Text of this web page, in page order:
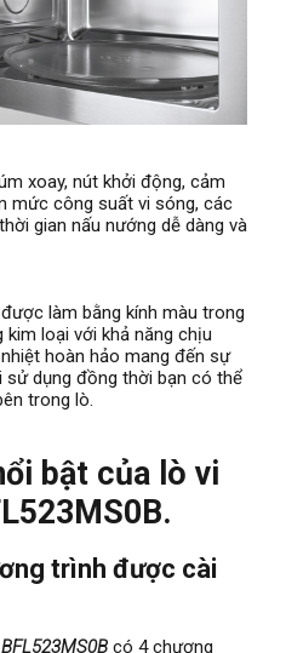
xoay, nút khởi động, cảm
mức công suất vi sóng, các
gian nấu nướng dễ dàng và
làm bằng kính màu trong
loại với khả năng chịu
hoàn hảo mang đến sự
dụng đồng thời bạn có thể
trong lò.
bật của lò vi
trình được cài
BFL523MS0B có 4 chương